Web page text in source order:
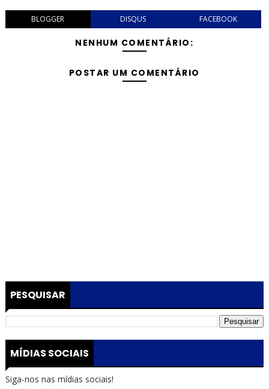
BLOGGER DISQUS FACEBOOK
NENHUM COMENTÁRIO:
POSTAR UM COMENTÁRIO
PESQUISAR
MÍDIAS SOCIAIS
Siga-nos nas mídias sociais!